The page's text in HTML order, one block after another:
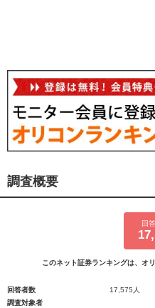
調査概要
回
このネット証券ランキングは、オ
回答者数
17,575人
調査対象者